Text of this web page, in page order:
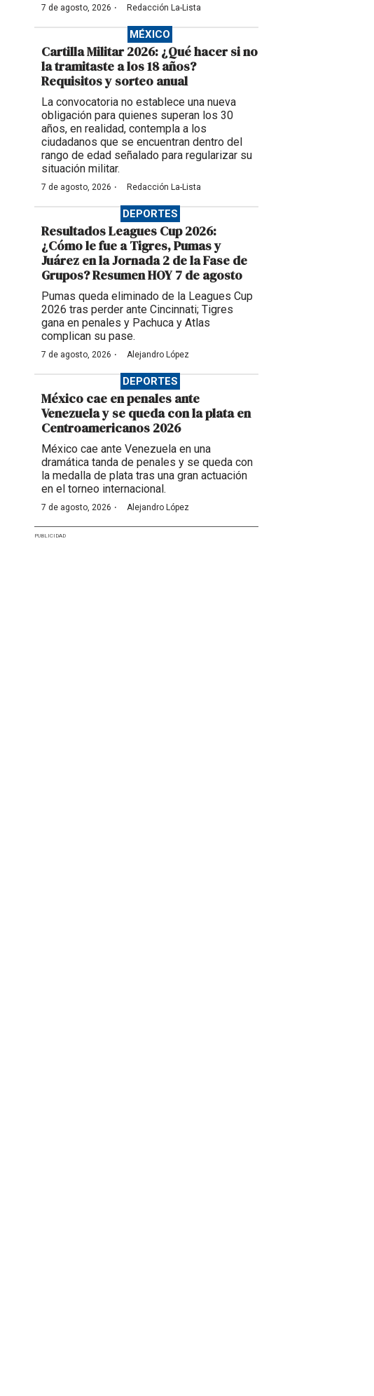
7 de agosto, 2026 · Redacción La-Lista
MÉXICO
Cartilla Militar 2026: ¿Qué hacer si no
la tramitaste a los 18 años?
Requisitos y sorteo anual
La convocatoria no establece una nueva
obligación para quienes superan los 30
años, en realidad, contempla a los
ciudadanos que se encuentran dentro del
rango de edad señalado para regularizar su
situación militar.
7 de agosto, 2026 · Redacción La-Lista
DEPORTES
Resultados Leagues Cup 2026:
¿Cómo le fue a Tigres, Pumas y
Juárez en la Jornada 2 de la Fase de
Grupos? Resumen HOY 7 de agosto
Pumas queda eliminado de la Leagues Cup
2026 tras perder ante Cincinnati; Tigres
gana en penales y Pachuca y Atlas
complican su pase.
7 de agosto, 2026 · Alejandro López
DEPORTES
México cae en penales ante
Venezuela y se queda con la plata en
Centroamericanos 2026
México cae ante Venezuela en una
dramática tanda de penales y se queda con
la medalla de plata tras una gran actuación
en el torneo internacional.
7 de agosto, 2026 · Alejandro López
PUBLICIDAD